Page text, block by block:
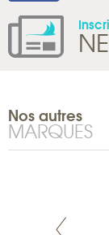
Nos autres
MARQUES